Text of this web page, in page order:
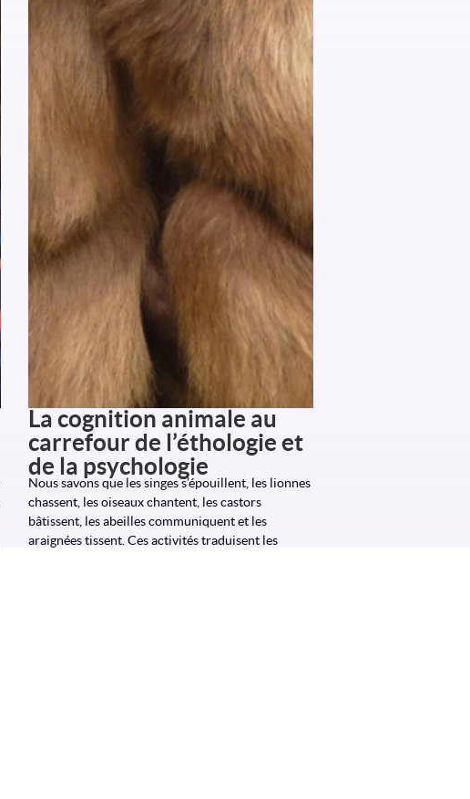
La cognition animale au
carrefour de l’éthologie et
de la psychologie
Nous savons que les singes s’épouillent, les lionnes
chassent, les oiseaux chantent, les castors
bâtissent, les abeilles communiquent et les
araignées tissent. Ces activités traduisent les